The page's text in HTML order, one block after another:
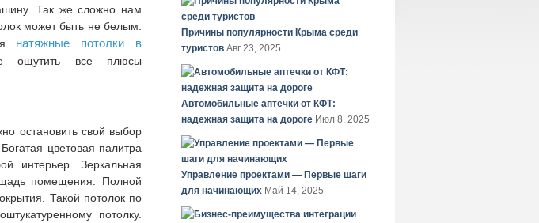
Так же сложно нам
может быть не белым.
натяжные потолки в
ощутить все плюсы
остановить свой выбор
цветовая палитра
интерьер. Зеркальная
помещения. Полной
Такой потолок по
потолку.
Причины популярности Крыма среди
туристов Авг 23, 2025
Автомобильные аптечки от КФТ:
надежная защита на дороге Июл 8, 2025
Управление проектами — Первые шаги
для начинающих Май 14, 2025